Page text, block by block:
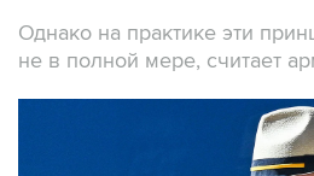
Однако на практике эти
не в полной мере, считает